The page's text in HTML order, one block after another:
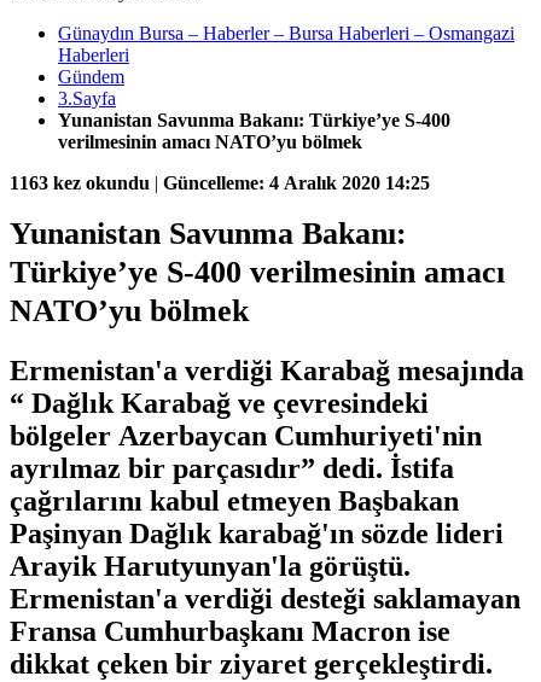
Günaydın Bursa – Haberler – Bursa Haberleri – Osmangazi
Haberleri
Gündem
3.Sayfa
Yunanistan Savunma Bakanı: Türkiye’ye S-400
verilmesinin amacı NATO’yu bölmek
1163 kez okundu | Güncelleme: 4 Aralık 2020 14:25
Yunanistan Savunma Bakanı:
Türkiye’ye S-400 verilmesinin amacı
NATO’yu bölmek
Ermenistan'a verdiği Karabağ mesajında
“ Dağlık Karabağ ve çevresindeki
bölgeler Azerbaycan Cumhuriyeti'nin
ayrılmaz bir parçasıdır” dedi. İstifa
çağrılarını kabul etmeyen Başbakan
Paşinyan Dağlık karabağ'ın sözde lideri
Arayik Harutyunyan'la görüştü.
Ermenistan'a verdiği desteği saklamayan
Fransa Cumhurbaşkanı Macron ise
dikkat çeken bir ziyaret gerçekleştirdi.